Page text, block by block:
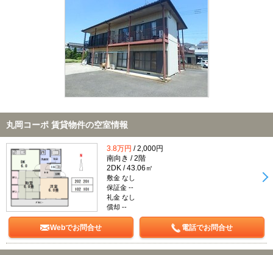
不動産会社から
TOP
丸岡コーポ 賃貸物件の空室情報
3.8万円 / 2,000円
南向き / 2階
2DK / 43.06㎡
敷金 なし
保証金 --
礼金 なし
償却 --
Webでお問合せ 電話でお問合せ